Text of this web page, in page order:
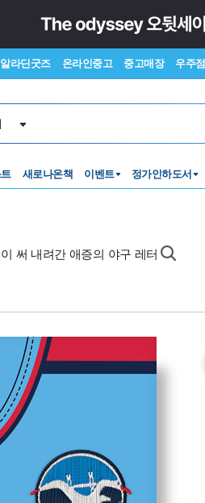
알라딘굿즈 온라인중고 중고매장 우주점
새로나온책 이벤트 정가인하도서
써 내려간 애증의 야구 레터